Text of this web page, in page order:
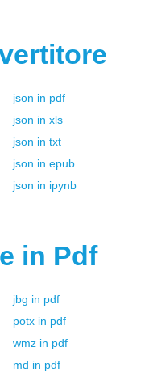
json in pdf
json in xls
json in txt
json in epub
json in ipynb
in Pdf
jbg in pdf
potx in pdf
wmz in pdf
md in pdf